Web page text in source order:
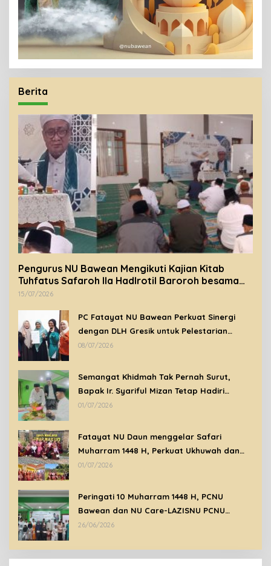
Berita
Pengurus NU Bawean Mengikuti Kajian Kitab
Tuhfatus Safaroh Ila Hadlrotil Baroroh besama
Syeikh Rohimuddin Nawawi Al-Bantani.
15/07/2026
PC Fatayat NU Bawean Perkuat Sinergi
dengan DLH Gresik untuk Pelestarian
Lingkungan di Bawean
08/07/2026
Semangat Khidmah Tak Pernah Surut,
Bapak Ir. Syariful Mizan Tetap Hadiri
Peringatan Tahun Baru Islam 1448 H di
01/07/2026
Fatayat NU Daun menggelar Safari
Muharram 1448 H, Perkuat Ukhuwah dan
Syiar Islam Melalui Ziarah Wali
01/07/2026
Peringati 10 Muharram 1448 H, PCNU
Bawean dan NU Care-LAZISNU PCNU
Bawean Santuni Anak Yatim Dhuafa
26/06/2026